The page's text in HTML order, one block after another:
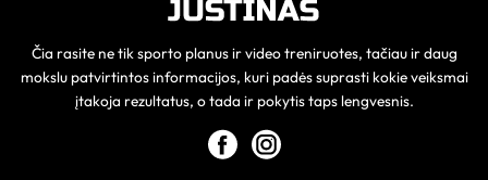
Čia rasite ne tik sporto planus ir video treniruotes, tačiau ir daug
mokslu patvirtintos informacijos, kuri padės suprasti kokie veiksmai
įtakoja rezultatus, o tada ir pokytis taps lengvesnis.